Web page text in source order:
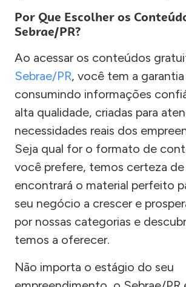
Por Que Escolher os
Sebrae/PR?
Ao acessar os conteúdos
Sebrae/PR, você tem a
consumindo informações
alta qualidade, criadas para
necessidades reais dos
Seja qual for o formato de
você prefere, temos certeza
encontrará o material perfeito
seu negócio a crescer e
por nossas categorias e
temos a oferecer.
Não importa o estágio do seu